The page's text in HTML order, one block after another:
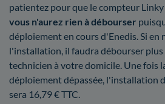
patientez pour que le compteur
vous n'aurez rien à débourser
déploiement en cours d'Enedis. Si en
l'installation, il faudra débourser
technicien à votre domicile. Une fois
déploiement dépassée, l'installation
sera 16,79 € TTC.